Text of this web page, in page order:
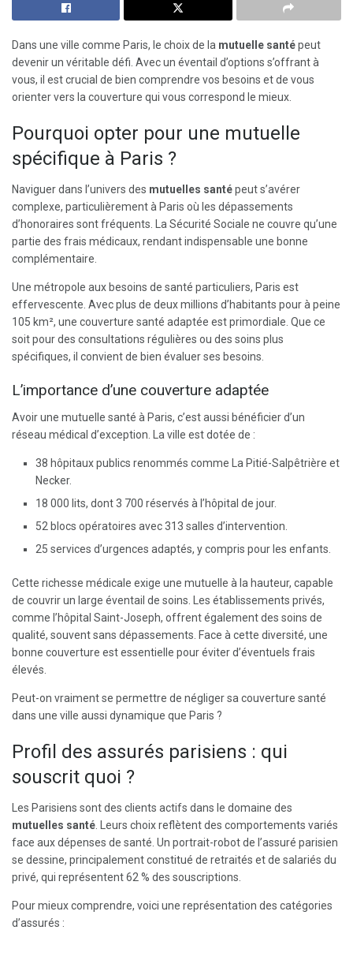
Dans une ville comme Paris, le choix de la mutuelle santépeut
devenir un véritable défi. Avec un éventail d’options s’offrant à
vous, il est crucial de bien comprendre vos besoins et de vous
orienter vers la couverture qui vous correspond le mieux.
Pourquoi opter pour une mutuelle
spécifique à Paris ?
Naviguer dans l’univers des mutuelles santépeut s’avérer
complexe, particulièrement à Paris où les dépassements
d’honoraires sont fréquents. La Sécurité Sociale ne couvre qu’une
partie des frais médicaux, rendant indispensable une bonne
complémentaire.
Une métropole aux besoins de santé particuliers, Paris est
effervescente. Avec plus de deux millions d’habitants pour à peine
105 km², une couverture santé adaptée est primordiale. Que ce
soit pour des consultations régulières ou des soins plus
spécifiques, il convient de bien évaluer ses besoins.
L’importance d’une couverture adaptée
Avoir une mutuelle santé à Paris, c’est aussi bénéficier d’un
réseau médical d’exception. La ville est dotée de :
38 hôpitaux publics renommés comme La Pitié-Salpêtrière et
Necker.
18 000 lits, dont 3 700 réservés à l’hôpital de jour.
52 blocs opératoires avec 313 salles d’intervention.
25 services d’urgences adaptés, y compris pour les enfants.
Cette richesse médicale exige une mutuelle à la hauteur, capable
de couvrir un large éventail de soins. Les établissements privés,
comme l’hôpital Saint-Joseph, offrent également des soins de
qualité, souvent sans dépassements. Face à cette diversité, une
bonne couverture est essentielle pour éviter d’éventuels frais
élevés.
Peut-on vraiment se permettre de négliger sa couverture santé
dans une ville aussi dynamique que Paris ?
Profil des assurés parisiens : qui
souscrit quoi ?
Les Parisiens sont des clients actifs dans le domaine des
mutuelles santé. Leurs choix reflètent des comportements variés
face aux dépenses de santé. Un portrait-robot de l’assuré parisien
se dessine, principalement constitué de retraités et de salariés du
privé, qui représentent 62 % des souscriptions.
Pour mieux comprendre, voici une représentation des catégories
d’assurés :